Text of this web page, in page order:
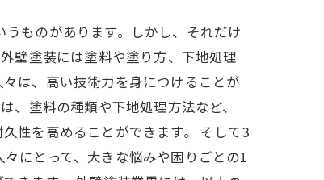
ものがあります。しかし、それだけ
壁塗装には塗料や塗り方、下地処理
は、高い技術力を身につけることが
塗料の種類や下地処理方法など、
性を高めることができます。 そして3
にとって、大きな悩みや困りごとの1